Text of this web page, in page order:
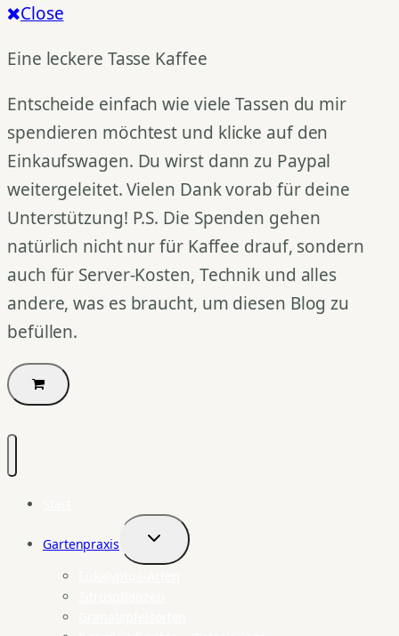
Close
Eine leckere Tasse Kaffee
Entscheide einfach wie viele Tassen du mir
spendieren möchtest und klicke auf den
Einkaufswagen. Du wirst dann zu Paypal
weitergeleitet. Vielen Dank vorab für deine
Unterstützung! P.S. Die Spenden gehen
natürlich nicht nur für Kaffee drauf, sondern
auch für Server-Kosten, Technik und alles
andere, was es braucht, um diesen Blog zu
befüllen.
Gartenpraxis
Untermenü
umschalten